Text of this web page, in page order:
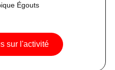
Égouts
sur l'activité